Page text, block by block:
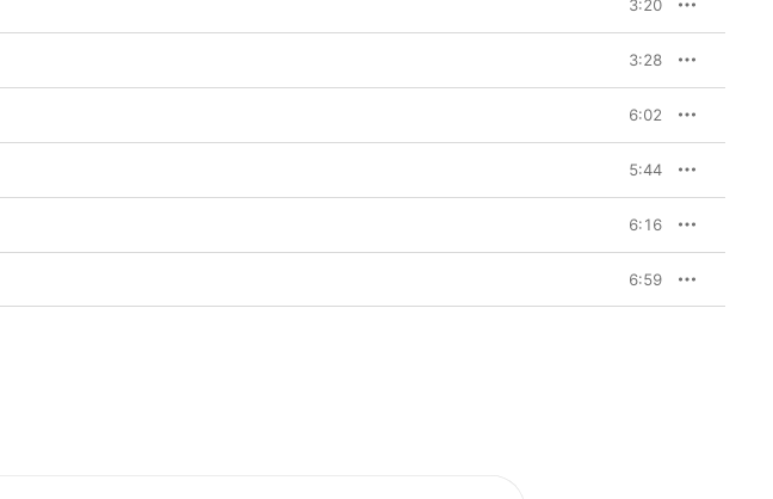
3:20
3:28
6:02
5:44
6:16
6:59